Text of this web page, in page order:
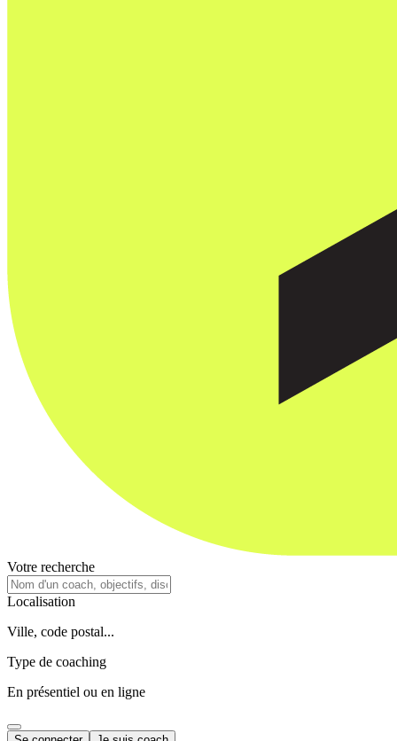
Votre recherche
Localisation
Ville, code postal...
Type de coaching
En présentiel ou en ligne